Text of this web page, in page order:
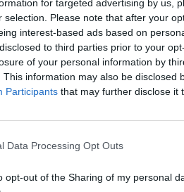
for targeted advertising by us,
selection. Please note that after your
interest-based ads based on
to third parties prior to your
of your personal information by
This information may also be disclosed
Participants that may further disclose it
Data Processing Opt Outs
opt-out of the Sharing of my personal
y poder ser miembro de un
de un maestro
una característica que,
de hoy en día.